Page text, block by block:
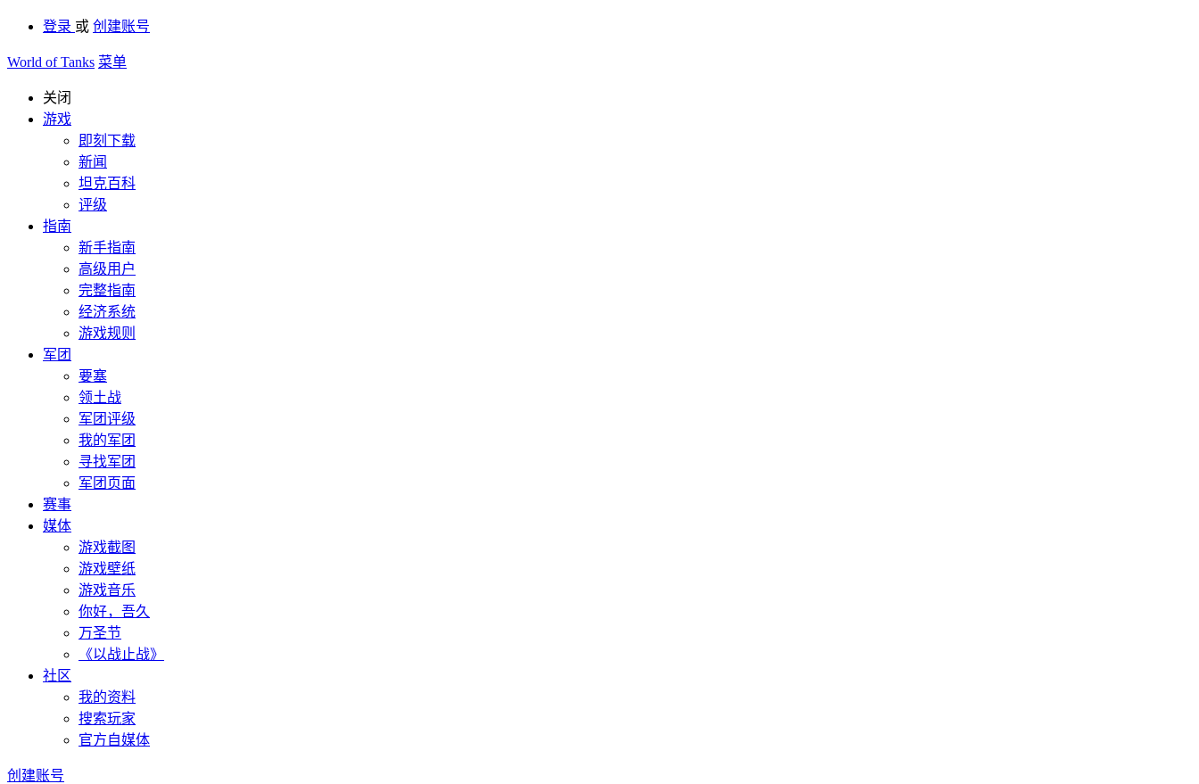
登录 或 创建账号
World of Tanks 菜单
关闭
游戏
即刻下载
新闻
坦克百科
评级
指南
新手指南
高级用户
完整指南
经济系统
游戏规则
军团
要塞
领土战
军团评级
我的军团
寻找军团
军团页面
赛事
媒体
游戏截图
游戏壁纸
游戏音乐
你好，吾久
万圣节
《以战止战》
社区
我的资料
搜索玩家
官方自媒体
创建账号